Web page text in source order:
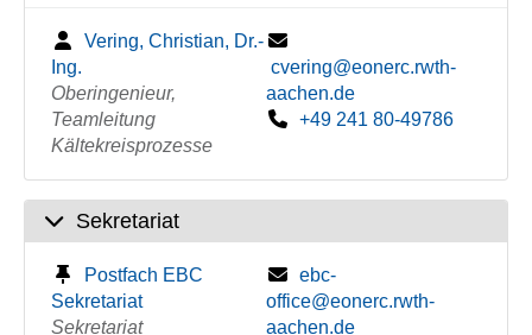
Vering, Christian, Dr.-
Ing.
Oberingenieur,
Teamleitung
Kältekreisprozesse
cvering@eonerc.rwth-
aachen.de
+49 241 80-49786
Sekretariat
Postfach EBC
Sekretariat
Sekretariat
ebc-
office@eonerc.rwth-
aachen.de